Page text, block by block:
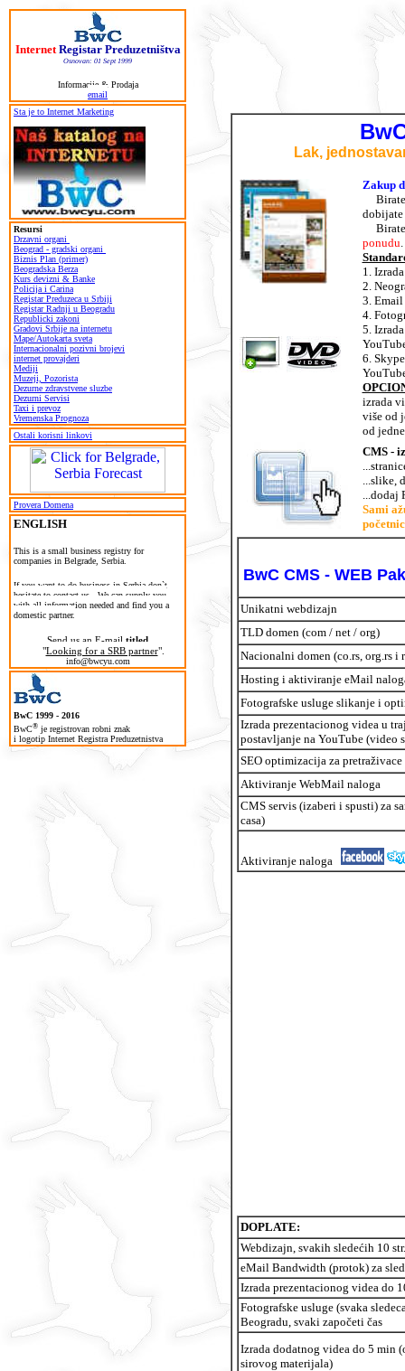
InternetRegistar Preduzetništva
Osnovan: 01 Sept 1999
Informacije & Prodaja
email
Sta je to Internet Marketing
Resursi
Drzavni organi
Beograd - gradski organi
Biznis Plan (primer)
Beogradska Berza
Kurs devizni & Banke
Policija i Carina
Registar Preduzeca u Srbiji
Registar Radnji u Beogradu
Republicki zakoni
Gradovi Srbije na internetu
Mape/Autokarta sveta
Internacionalni pozivni brojevi
internet provajderi
Mediji
Muzeji, Pozorista
Dezurne zdravstvene sluzbe
Dezurni Servisi
Taxi i prevoz
Vremenska Prognoza
Ostali korisni linkovi
Provera Domena
ENGLISH
This is a small business registry for
companies in Belgrade, Serbia.
If you want to do business in Serbia don`t
hesitate to contact us. We can supply you
with all information needed and find you a
domestic partner.
Send us an E-mail titled
"Looking for a SRB partner".
info@bwcyu.com
BwC 1999 - 2016
BwC® je registrovan robni znak
i logotip Internet Registra Preduzetnistva
Lak,
Zakup
Birate
Birate
ponudu
1.
2.
3.
4.
5.
6.
izrada
više od
od
CMS -
...slike,
...dodaj
Sami
BwC CMS - WEB
Unikatni webdizajn
TLD domen (com / net / org)
Nacionalni domen (co.rs, org.rs i
Hosting i aktiviranje eMail
Fotografske usluge slikanje i
Izrada prezentacionog videa u
postavljanje na YouTube (video
SEO optimizacija za
Aktiviranje WebMail naloga
CMS servis (izaberi i spusti) za
casa)
Aktiviranje naloga
DOPLATE:
Webdizajn, svakih sledećih 10 str.
eMail Bandwidth (protok) za
Izrada prezentacionog videa do
Fotografske usluge (svaka
Beogradu, svaki započeti čas
Izrada dodatnog videa do 5 min
sirovog materijala)